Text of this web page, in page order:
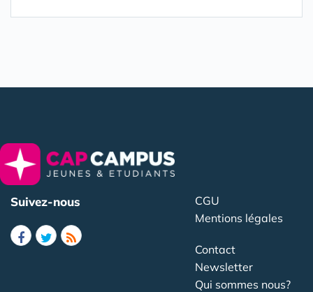
Suivez-nous
CGU
Mentions légales
Contact
Newsletter
Qui sommes nous?